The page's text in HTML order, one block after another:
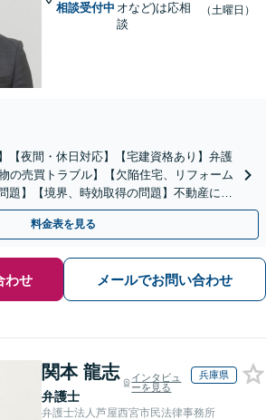
相談受付中 オなど)は応相
談
（土曜日）
【夜間・休日対応】【宅建資格あり】弁護
の売買トラブル】【欠陥住宅、リフォーム
題】【境界、時効取得の問題】不動産に関
豊富な経験あり。
料金表を見る
わせ メールでお問い合わせ
関本 龍志
弁護士
インタビュ
ーを見る
兵庫県
弁護士法人芦屋西宮市民法律事務所